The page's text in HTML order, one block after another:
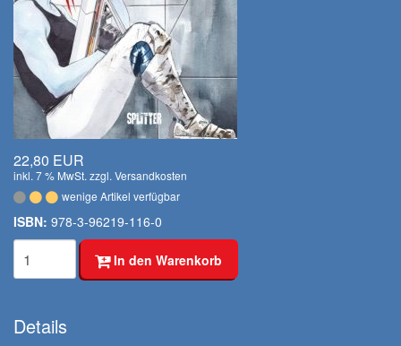
22,80 EUR
inkl. 7 % MwSt. zzgl. Versandkosten
wenige Artikel verfügbar
ISBN: 978-3-96219-116-0
In den Warenkorb
Details